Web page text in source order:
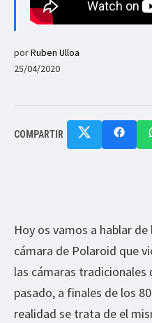
porRuben Ulloa
25/04/2020
COMPARTIR
Hoy os vamos a hablar
cámara de Polaroid que
las cámaras tradicionales
pasado, a finales de los
realidad se trata de el